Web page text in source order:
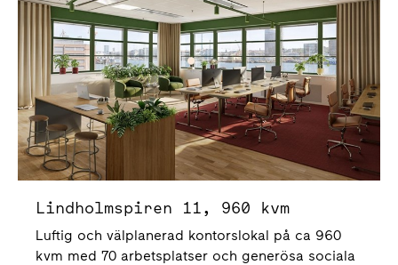
Lindholmspiren 11, 960 kvm
Luftig och välplanerad kontorslokal på ca 960
kvm med 70 arbetsplatser och generösa sociala